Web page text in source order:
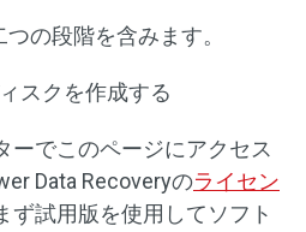
の段階を含みます。
スクを作成する
ーでこのページにアクセス
Data Recoveryのライセン
ず試用版を使用してソフト